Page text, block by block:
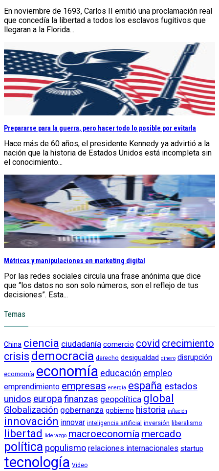
En noviembre de 1693, Carlos II emitió una proclamación real
que concedía la libertad a todos los esclavos fugitivos que
llegaran a la Florida...
Prepararse para la guerra, pero hacer todo lo posible por evitarla
Hace más de 60 años, el presidente Kennedy ya advirtió a la
nación que la historia de Estados Unidos está incompleta sin
el conocimiento...
Métricas y manipulaciones en marketing digital
Por las redes sociales circula una frase anónima que dice
que “los datos no son solo números, son el reflejo de tus
decisiones”. Esta...
Temas
China ciencia ciudadanía comercio covid crecimiento
crisis democracia derecho desigualdad dinero disrupción
ecomomía economía educación empleo
emprendimiento empresas energía españa estados
unidos europafinanzas geopolítica global
Globalización gobernanza gobierno historia inflación
innovación innovar inteligencia artificial inversión liberalismo
libertad liderazgo macroeconomía mercado
política populismo relaciones internacionales startup
tecnología Video